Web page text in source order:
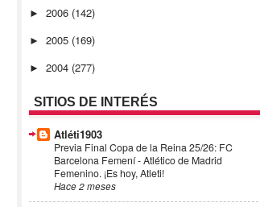
► 2006 (142)
► 2005 (169)
► 2004 (277)
SITIOS DE INTERÉS
Atléti1903
Previa Final Copa de la Reina 25/26: FC
Barcelona Femení - Atlético de Madrid
Femenino. ¡Es hoy, Atleti!
Hace 2 meses